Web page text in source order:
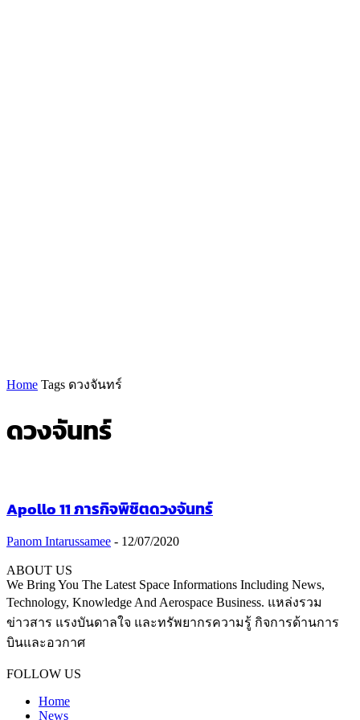
Home Tags ดวงจันทร์
ดวงจันทร์
Apollo 11 ภารกิจพิชิตดวงจันทร์
Panom Intarussamee - 12/07/2020
ABOUT US
We Bring You The Latest Space Informations Including News,
Technology, Knowledge And Aerospace Business. แหล่งรวม
ข่าวสาร แรงบันดาลใจ และทรัพยากรความรู้ กิจการด้านการ
บินและอวกาศ
FOLLOW US
Home
News